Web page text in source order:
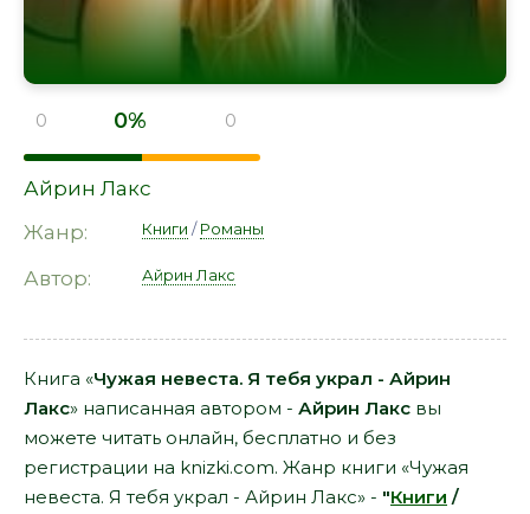
0 0% 0
Айрин Лакс
Жанр:
Книги /Романы
Автор: Айрин Лакс
Книга «Чужая невеста. Я тебя украл - Айрин
Лакс» написанная автором - Айрин Лакс вы
можете читать онлайн, бесплатно и без
регистрации на knizki.com. Жанр книги «Чужая
невеста. Я тебя украл - Айрин Лакс» - "Книги /